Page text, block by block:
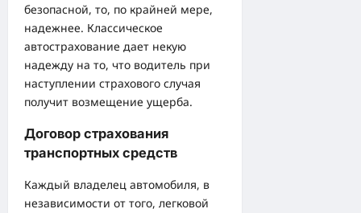
безопасной, то, по крайней мере,
надежнее. Классическое
автострахование дает некую
надежду на то, что водитель при
наступлении страхового случая
получит возмещение ущерба.
Договор страхования
транспортных средств
Каждый владелец автомобиля, в
независимости от того, легковой